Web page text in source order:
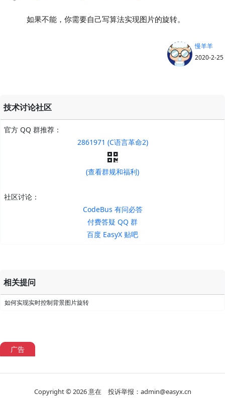
如果不能，你需要自己写算法实现图片的旋转。
慢羊羊
2020-2-25
技术讨论社区
官方 QQ 群推荐：
2861971 (C语言革命2)
(查看群规和福利)
社区讨论：
CodeBus 有问必答
付费答疑 QQ 群
百度 EasyX 贴吧
相关提问
如何实现实时控制背景图片旋转
广告
Copyright © 2026意在投诉举报：admin@easyx.cn